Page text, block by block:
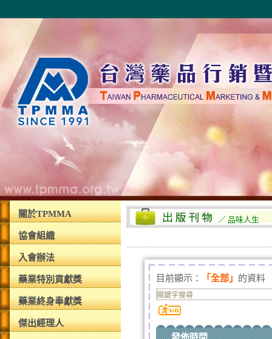
關於TPMMA
協會組織
入會辦法
藥業特別貢獻獎
藥業終身奉獻獎
傑出經理人
／ 品味人生
目前顯示： 「全部」 的資料